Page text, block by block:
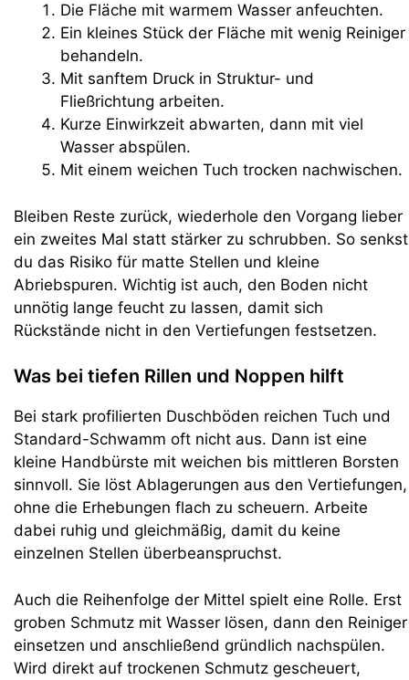
Die Fläche mit warmem Wasser anfeuchten.
Ein kleines Stück der Fläche mit wenig Reiniger
behandeln.
Mit sanftem Druck in Struktur- und
Fließrichtung arbeiten.
Kurze Einwirkzeit abwarten, dann mit viel
Wasser abspülen.
Mit einem weichen Tuch trocken nachwischen.
Bleiben Reste zurück, wiederhole den Vorgang lieber
ein zweites Mal statt stärker zu schrubben. So senkst
du das Risiko für matte Stellen und kleine
Abriebspuren. Wichtig ist auch, den Boden nicht
unnötig lange feucht zu lassen, damit sich
Rückstände nicht in den Vertiefungen festsetzen.
Was bei tiefen Rillen und Noppen hilft
Bei stark profilierten Duschböden reichen Tuch und
Standard-Schwamm oft nicht aus. Dann ist eine
kleine Handbürste mit weichen bis mittleren Borsten
sinnvoll. Sie löst Ablagerungen aus den Vertiefungen,
ohne die Erhebungen flach zu scheuern. Arbeite
dabei ruhig und gleichmäßig, damit du keine
einzelnen Stellen überbeanspruchst.
Auch die Reihenfolge der Mittel spielt eine Rolle. Erst
groben Schmutz mit Wasser lösen, dann den Reiniger
einsetzen und anschließend gründlich nachspülen.
Wird direkt auf trockenen Schmutz gescheuert,